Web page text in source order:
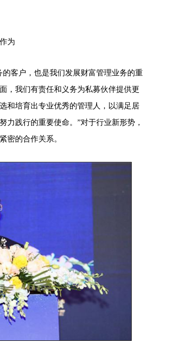
为
客户，也是我们发展财富管理业务的重
，我们有责任和义务为私募伙伴提供更
和培育出专业优秀的管理人，以满足居
力践行的重要使命。”对于行业新形势，
密的合作关系。